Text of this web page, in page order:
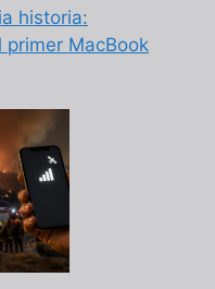
historia:
primer MacBook